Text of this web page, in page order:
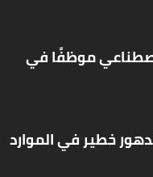
موظفًا في
خطير في الموارد